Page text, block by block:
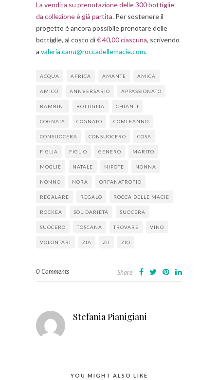
La vendita su prenotazione delle 300 bottiglie
da collezione è già partita. Per sostenere il
progetto è ancora possibile prenotare delle
bottiglie, al costo di€ 40,00 ciascuna, scrivendo
a valeria.canu@roccadellemacie.com.
ACQUA AFRICA AMANTE AMICA
AMICO ANNVERSARIO APPASSIONATO
BAMBINI BOTTIGLIA CHIANTI
COGNATA COGNATO COMLEANNO
CONSUOCERA CONSUOCERO COSA
FIGLIA FIGLIO GENERO MARITO
MOGLIE NATALE NIPOTE NONNA
NONNO NORA ORFANATROFIO
REGALARE REGALO ROCCA DELLE MACIE
ROCKEA SOLIDARIETÀ SUOCERA
SUOCERO TOSCANA TROVARE VINO
VOLONTARI ZIA ZII ZIO
0 Comments Share
Stefania Pianigiani
YOU MIGHT ALSO LIKE